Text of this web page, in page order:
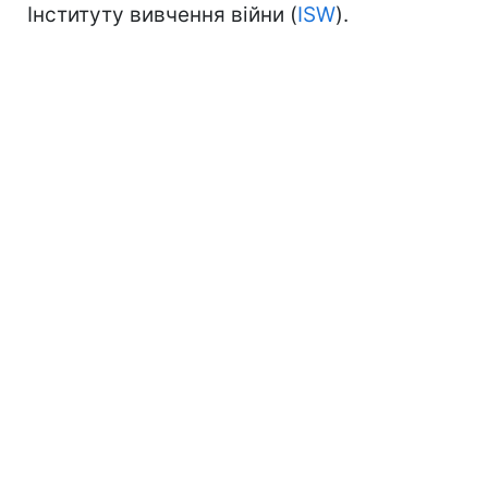
Інституту вивчення війни (ISW).